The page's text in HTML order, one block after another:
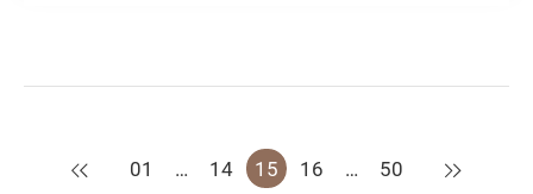
上一頁
01 … 14 15 16 … 50 下一頁